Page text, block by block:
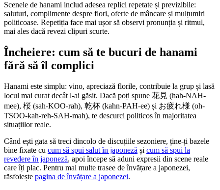
Scenele de hanami includ adesea replici repetate și previzibile:
saluturi, complimente despre flori, oferte de mâncare și mulțumiri
politicoase. Repetiția face mai ușor să observi pronunția și ritmul,
mai ales dacă revezi clipuri scurte.
Încheiere: cum să te bucuri de hanami
fără să îl complici
Hanami este simplu: vino, apreciază florile, contribuie la grup și lasă
locul mai curat decât l-ai găsit. Dacă poți spune 花見 (hah-NAH-
mee), 桜 (sah-KOO-rah), 乾杯 (kahn-PAH-ee) și お疲れ様 (oh-
TSOO-kah-reh-SAH-mah), te descurci politicos în majoritatea
situațiilor reale.
Când ești gata să treci dincolo de discuțiile sezoniere, ține-ți bazele
bine fixate cu cum să spui salut în japoneză și cum să spui la
revedere în japoneză, apoi începe să aduni expresii din scene reale
care îți plac. Pentru mai multe trasee de învățare a japonezei,
răsfoiește pagina de învățare a japonezei.